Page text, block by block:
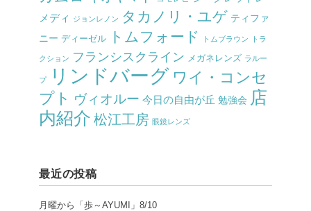
メディ
ジョンレノン タカノリ・ユゲ ティファ
ニー ディーゼル トムフォード トムブラウン トラ
クション フランシスクライン メガネレンズ ラルー
プ リンドバーグ ワイ・コンセ
プト ヴィオルー 今日の自由が丘 勉強会 店
内紹介 松江工房 眼鏡レンズ
最近の投稿
月曜から「歩～AYUMI」8/10